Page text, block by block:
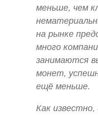
меньше, чем
на рынке
много
занимаются
монет,
ещё меньше.
Как известно,